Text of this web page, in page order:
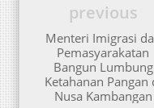
previous
Menteri Imigrasi
Pemasyarakatan
Bangun Lumbung
Ketahanan Pangan
Nusa Kambangan